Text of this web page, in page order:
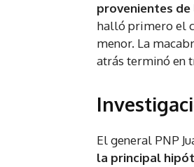
provenientes de
halló primero el
menor. La
atrás terminó en
El general PNP
la principal